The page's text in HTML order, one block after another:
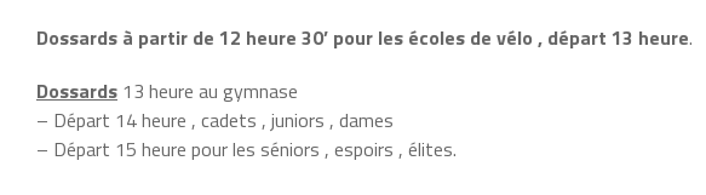
Dossards à partir de 12 heure 30’ pour les écoles de vélo , départ 13 heure.
Dossards 13 heure au gymnase
– Départ 14 heure , cadets , juniors , dames
– Départ 15 heure pour les séniors , espoirs , élites.